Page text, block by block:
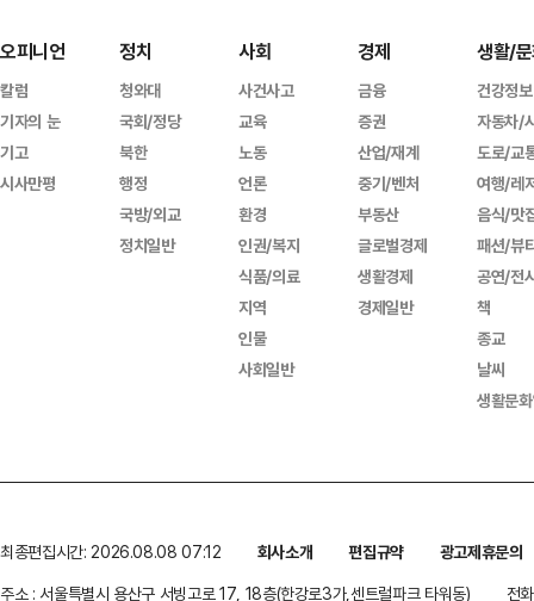
오피니언
칼럼
기자의 눈
기고
시사만평
정치
청와대
국회/정당
북한
행정
국방/외교
정치일반
사회
사건사고
교육
노동
언론
환경
인권/복지
식품/의료
지역
인물
사회일반
경제
금융
증권
산업/재계
중기/벤처
부동산
글로벌경제
생활경제
경제일반
생활/
건강정보
자동차/
도로/교
여행/레
음식/맛
패션/뷰
공연/전
책
종교
날씨
생활문
최종편집시간: 2026.08.08 07:12 회사소개 편집규약
광고제휴문의
주소 : 서울특별시 용산구 서빙고로 17, 18층(한강로3가,센트럴파크 타워동)
전